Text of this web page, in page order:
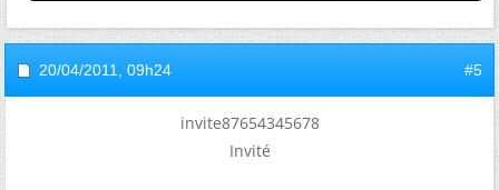
20/04/2011, 09h24 #5
invite87654345678
Invité